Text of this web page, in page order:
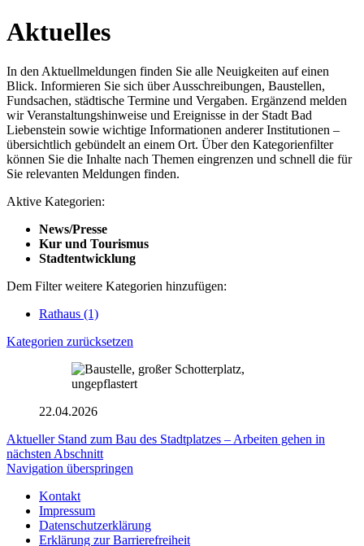
Aktuelles
In den Aktuellmeldungen finden Sie alle Neuigkeiten auf einen
Blick. Informieren Sie sich über Ausschreibungen, Baustellen,
Fundsachen, städtische Termine und Vergaben. Ergänzend melden
wir Veranstaltungshinweise und Ereignisse in der Stadt Bad
Liebenstein sowie wichtige Informationen anderer Institutionen –
übersichtlich gebündelt an einem Ort. Über den Kategorienfilter
können Sie die Inhalte nach Themen eingrenzen und schnell die für
Sie relevanten Meldungen finden.
Aktive Kategorien:
News/Presse
Kur und Tourismus
Stadtentwicklung
Dem Filter weitere Kategorien hinzufügen:
Rathaus (1)
Kategorien zurücksetzen
22.04.2026
Aktueller Stand zum Bau des Stadtplatzes – Arbeiten gehen in
nächsten Abschnitt
Navigation überspringen
Kontakt
Impressum
Datenschutzerklärung
Erklärung zur Barrierefreiheit